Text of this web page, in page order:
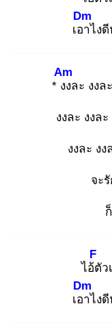
เอา
Dm
ไง
* งง
Am
ละ งงล
งงละ งงล
งงละ ง
จะ
ไอ้ตั
F
ว
เอา
Dm
ไง